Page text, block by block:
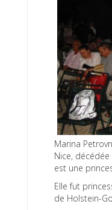
Marina
Nice, décédée
est une
Elle fut
de Holstein-